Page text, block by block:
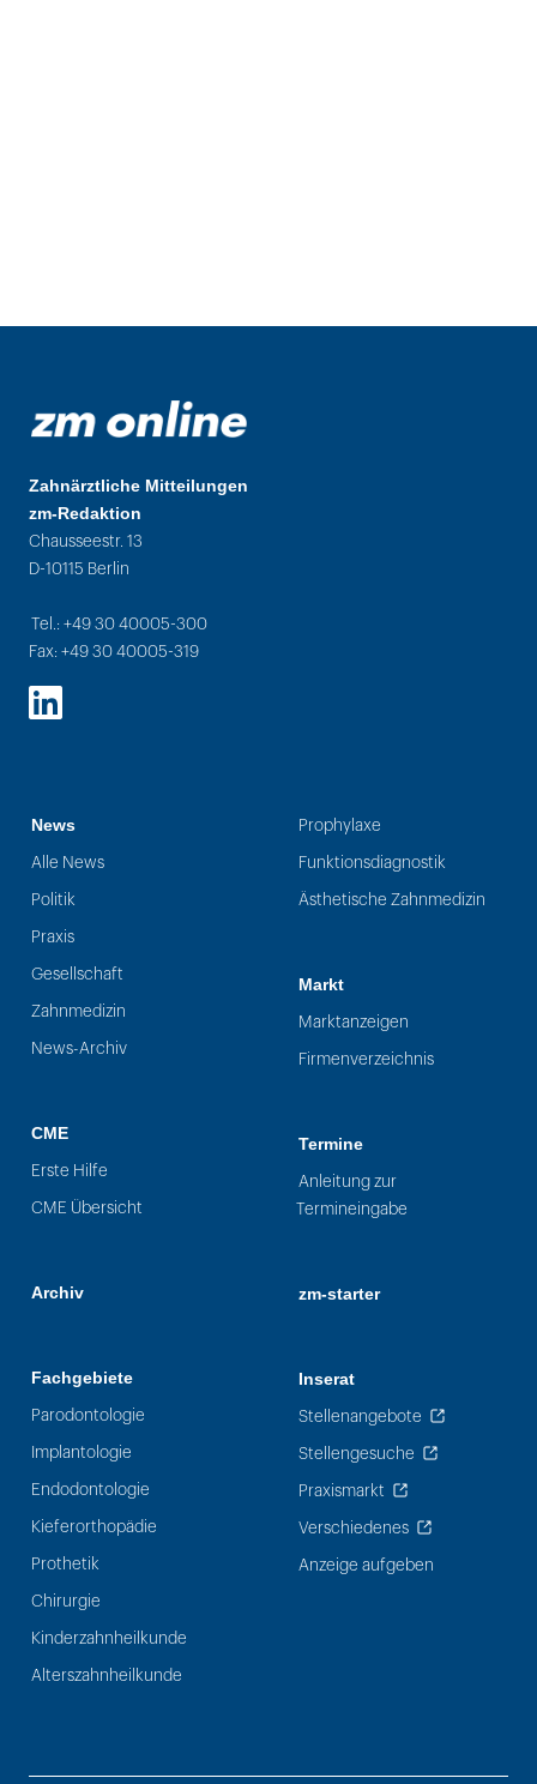
Zahnärztliche Mitteilungen
zm-Redaktion
Chausseestr. 13
D-10115 Berlin
Tel.: +49 30 40005-300
Fax: +49 30 40005-319
LinkedIn
News
Alle News
Politik
Praxis
Gesellschaft
Zahnmedizin
News-Archiv
CME
Erste Hilfe
CME Übersicht
Archiv
Fachgebiete
Parodontologie
Implantologie
Endodontologie
Kieferorthopädie
Prothetik
Chirurgie
Kinderzahnheilkunde
Alterszahnheilkunde
Prophylaxe
Funktionsdiagnostik
Ästhetische Zahnmedizin
Markt
Marktanzeigen
Firmenverzeichnis
Termine
Anleitung zur
Termineingabe
zm-starter
Inserat
Stellenangebote
Stellengesuche
Praxismarkt
Verschiedenes
Anzeige aufgeben